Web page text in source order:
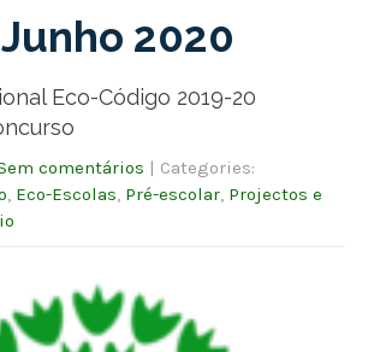
Junho 2020
Eco-Código 2019-20
comentários | Categories:
Eco-Escolas Pré-escolar Projectos e